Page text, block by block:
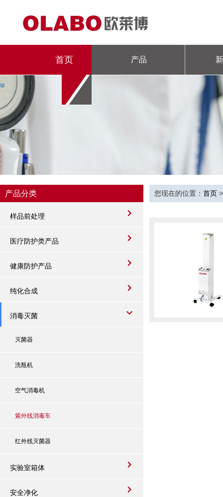
首页 产品
产品分类
样品前处理
医疗防护类产品
健康防护产品
纯化合成
消毒灭菌
灭菌器
洗瓶机
空气消毒机
紫外线消毒车
红外线灭菌器
实验室箱体
安全净化
您现在的位置： 首页